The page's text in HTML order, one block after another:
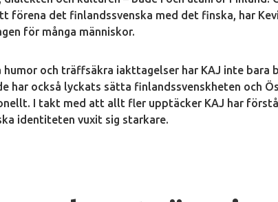
förena det finlandssvenska med det finska, har
för många människor.
humor och träffsäkra iakttagelser har KAJ inte
har också lyckats sätta finlandssvenskheten och
I takt med att allt fler upptäcker KAJ har
identiteten vuxit sig starkare.